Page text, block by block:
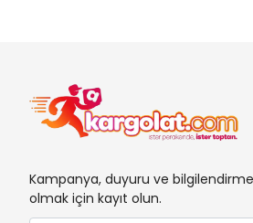
Kampanya, duyuru ve
olmak için kayıt olun.